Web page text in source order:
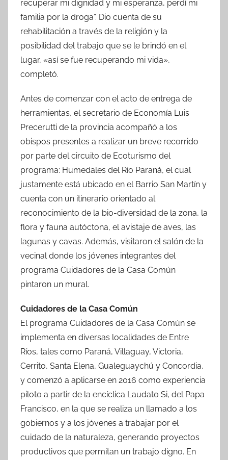
recuperar mi dignidad y mi esperanza, perdí mi
familia por la droga”. Dio cuenta de su
rehabilitación a través de la religión y la
posibilidad del trabajo que se le brindó en el
lugar, «así se fue recuperando mi vida»,
completó.
Antes de comenzar con el acto de entrega de
herramientas, el secretario de Economía Luis
Precerutti de la provincia acompañó a los
obispos presentes a realizar un breve recorrido
por parte del circuito de Ecoturismo del
programa: Humedales del Río Paraná, el cual
justamente está ubicado en el Barrio San Martín y
cuenta con un itinerario orientado al
reconocimiento de la bio-diversidad de la zona, la
flora y fauna autóctona, el avistaje de aves, las
lagunas y cavas. Además, visitaron el salón de la
vecinal donde los jóvenes integrantes del
programa Cuidadores de la Casa Común
pintaron un mural.
Cuidadores de la Casa Común
El programa Cuidadores de la Casa Común se
implementa en diversas localidades de Entre
Ríos, tales como Paraná, Villaguay, Victoria,
Cerrito, Santa Elena, Gualeguaychú y Concordia,
y comenzó a aplicarse en 2016 como experiencia
piloto a partir de la encíclica Laudato Si, del Papa
Francisco, en la que se realiza un llamado a los
gobiernos y a los jóvenes a trabajar por el
cuidado de la naturaleza, generando proyectos
productivos que permitan un trabajo digno. En